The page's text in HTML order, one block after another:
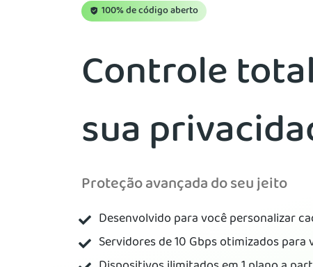
100% de código aberto
Controle
sua
Proteção avançada do seu jeito
Desenvolvido para você personalizar
Servidores de 10 Gbps otimizados para